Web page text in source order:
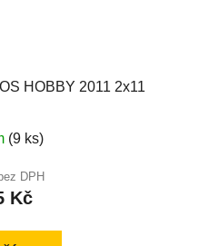
HOBBY 2011 2x11
(9 ks)
DPH
Kč